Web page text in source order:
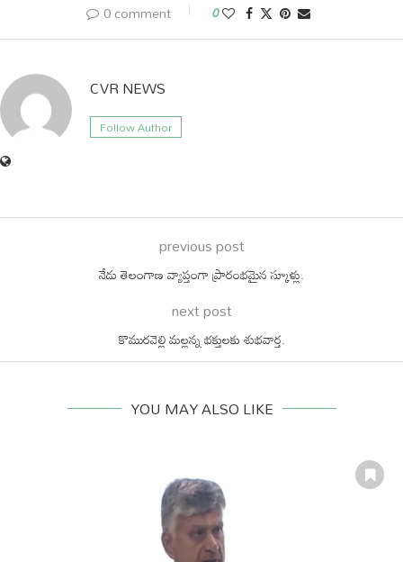
0 comment 0
CVR NEWS
Follow Author
previous post
నేడు తెలంగాణ వ్యాప్తంగా ప్రారంభమైన స్కూళ్లు.
next post
కొమురవెల్లి మల్లన్న భక్తులకు శుభవార్త.
YOU MAY ALSO LIKE